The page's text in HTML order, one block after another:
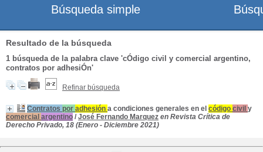
Resultado de la búsqueda
1 búsqueda de la palabra clave 'cÓdigo civil y comercial argentino,
contratos por adhesiÓn'
Refinar búsqueda
Contratos por adhesión a condiciones generales en el código civil y
comercial argentino / José Fernando Marquez en Revista Crítica de
Derecho Privado, 18 (Enero - Diciembre 2021)
Búsqueda simple